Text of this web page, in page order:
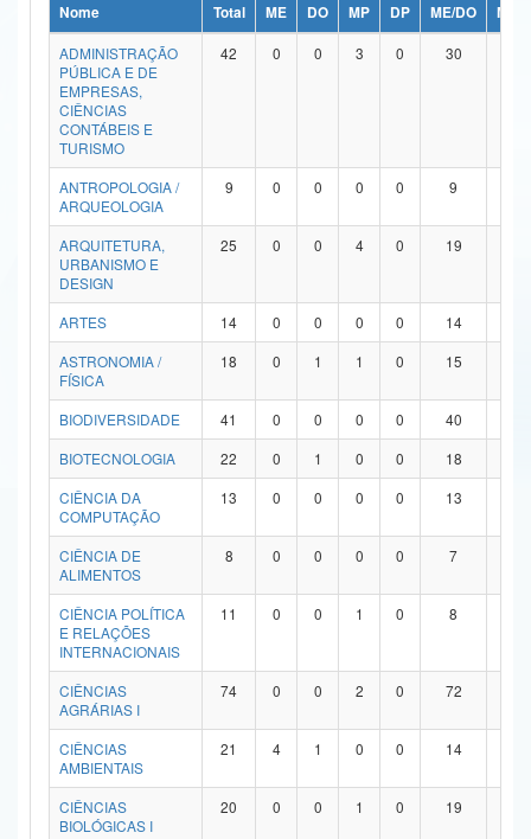
Ministério da Ciência, Tecnologia, Inovações e Comunicações
Ministério do Meio Ambiente
Ministério do Turismo
Ministério do Desenvolvimento Regional
Controladoria-Geral da União
Ministério da Mulher, da Família e dos Direitos Humanos
Secretaria de Governo
Advocacia-Geral da União
Banco Central do Brasil
Nome Total ME DO MP DP ME/DO
MP/
ADMINISTRAÇÃO
PÚBLICA E DE
EMPRESAS,
CIÊNCIAS
CONTÁBEIS E
TURISMO
42 0 0 3 0 30
ANTROPOLOGIA /
ARQUEOLOGIA
9 0 0 0 0 9
ARQUITETURA,
URBANISMO E
DESIGN
25 0 0 4 0 19
ARTES 14 0 0 0 0 14
ASTRONOMIA /
FÍSICA
18 0 1 1 0 15
BIODIVERSIDADE 41 0 0 0 0 40
BIOTECNOLOGIA
22 0 1 0 0 18
CIÊNCIA DA
COMPUTAÇÃO
13 0 0 0 0 13
CIÊNCIA DE
ALIMENTOS
8 0 0 0 0 7
CIÊNCIA POLÍTICA
E RELAÇÕES
INTERNACIONAIS
11 0 0 1 0 8
CIÊNCIAS
AGRÁRIAS I
74 0 0 2 0 72
CIÊNCIAS
AMBIENTAIS
21 4 1 0 0 14
CIÊNCIAS
BIOLÓGICAS I
20 0 0 1 0 19